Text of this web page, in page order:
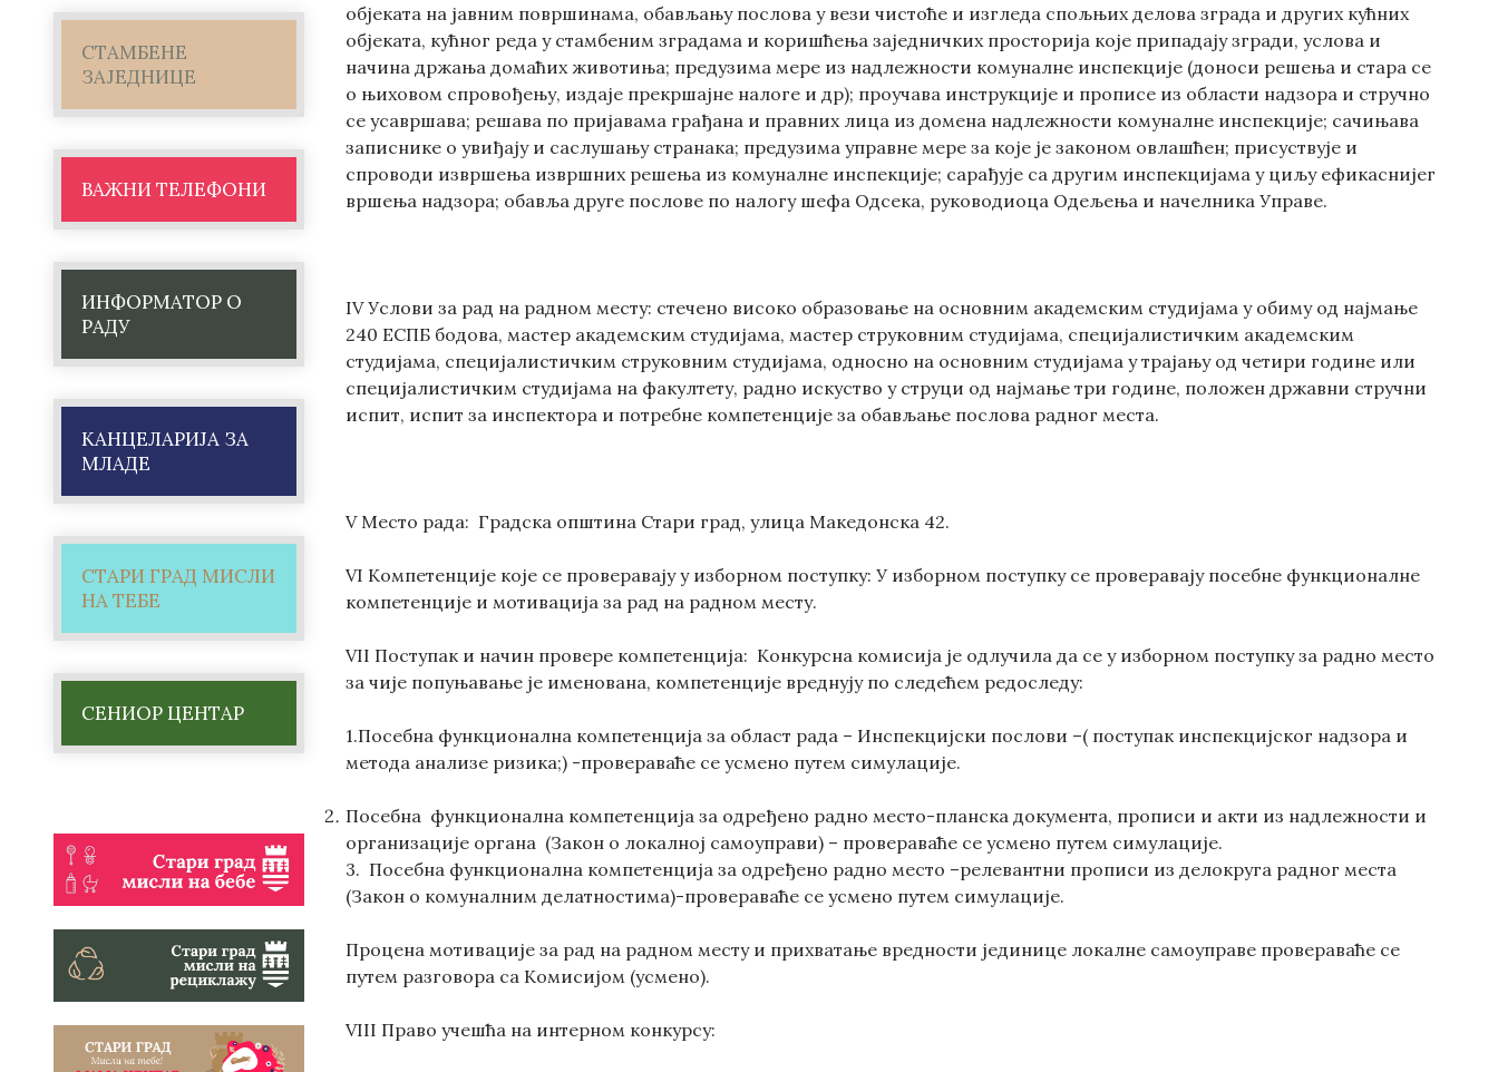
СТАМБЕНЕ
ЗАЈЕДНИЦЕ
ВАЖНИ ТЕЛЕФОНИ
ИНФОРМАТОР О
РАДУ
КАНЦЕЛАРИЈА ЗА
МЛАДЕ
СТАРИ ГРАД МИСЛИ
НА ТЕБЕ
СЕНИОР ЦЕНТАР
објеката на јавним површинама, обављању послова у вези чистоће и изгледа спољњих делова зграда и других кућних
објеката, кућног реда у стамбеним зградама и коришћења заједничких просторија које припадају згради, услова и
начина држања домаћих животиња; предузима мере из надлежности комуналне инспекције (доноси решења и стара се
о њиховом спровођењу, издаје прекршајне налоге и др); проучава инструкције и прописе из области надзора и стручно
се усавршава; решава по пријавама грађана и правних лица из домена надлежности комуналне инспекције; сачињава
записнике о увиђају и саслушању странака; предузима управне мере за које је законом овлашћен; присуствује и
спроводи извршења извршних решења из комуналне инспекције; сарађује са другим инспекцијама у циљу ефикаснијег
вршења надзора; обавља друге послове по налогу шефа Одсека, руководиоца Одељења и начелника Управе.
IV Услови за рад на радном месту: стечено високо образовање на основним академским студијама у обиму од најмање
240 ЕСПБ бодова, мастер академским студијама, мастер струковним студијама, специјалистичким академским
студијама, специјалистичким струковним студијама, односно на основним студијама у трајању од четири године или
специјалистичким студијама на факултету, радно искуство у струци од најмање три године, положен државни стручни
испит, испит за инспектора и потребне компетенције за обављање послова радног места.
V Место рада: Градска општина Стари град, улица Македонска 42.
VI Компетенције које се проверавају у изборном поступку: У изборном поступку се проверавају посебне функционалне
компетенције и мотивација за рад на радном месту.
VII Поступак и начин провере компетенција: Конкурсна комисија је одлучила да се у изборном поступку за радно место
за чије попуњавање је именована, компетенције вреднују по следећем редоследу:
1.Посебна функционална компетенција за област рада – Инспекцијски послови –( поступак инспекцијског надзора и
метода анализе ризика;) -провераваће се усмено путем симулације.
Посебна функционална компетенција за одређено радно место-планска документа, прописи и акти из надлежности и
организације органа (Закон о локалној самоуправи) – провераваће се усмено путем симулације.
3. Посебна функционална компетенција за одређено радно место –релевантни прописи из делокруга радног места
(Закон о комуналним делатностима)-провераваће се усмено путем симулације.
Процена мотивације за рад на радном месту и прихватање вредности јединице локалне самоуправе провераваће се
путем разговора са Комисијом (усмено).
VIII Право учешћа на интерном конкурсу: